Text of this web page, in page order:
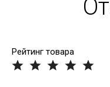
Рейтинг товара